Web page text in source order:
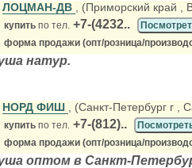
ЛОЦМАН-ДВ , (Приморский край ,
купить по тел. +7-(4232..
форма продажи (опт/розница/
натур.
НОРД ФИШ , (Санкт-Петербург г ,
купить по тел. +7-(812)..
форма продажи (опт/розница/
оптом в Санкт-